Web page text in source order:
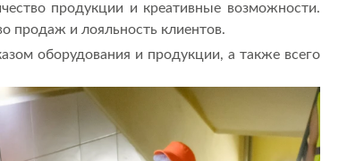
продукции и креативные возможности.
продаж и лояльность клиентов.
оборудования и продукции, а также всего